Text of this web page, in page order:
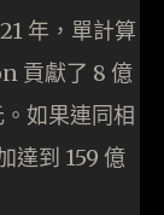
年，單計算
貢獻了 8 億
如果連同相
達到 159 億